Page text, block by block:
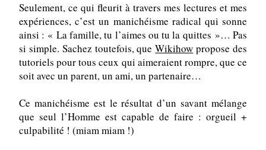
Seulement, ce qui fleurit à travers mes lectures et mes
expériences, c’est un manichéisme radical qui sonne
ainsi : « La famille, tu l’aimes ou tu la quittes »… Pas
si simple. Sachez toutefois, que Wikihow propose des
tutoriels pour tous ceux qui aimeraient rompre, que ce
soit avec un parent, un ami, un partenaire…
Ce manichéisme est le résultat d’un savant mélange
que seul l’Homme est capable de faire : orgueil +
culpabilité ! (miam miam !)